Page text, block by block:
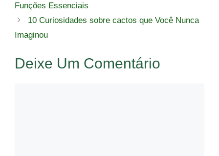
Funções Essenciais
10 Curiosidades sobre cactos que Você Nunca
Imaginou
Deixe Um Comentário